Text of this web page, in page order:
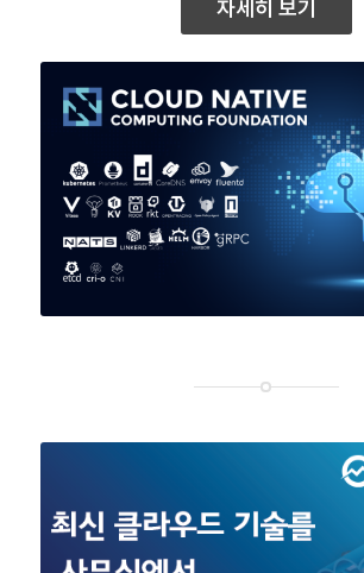
자세히 보기